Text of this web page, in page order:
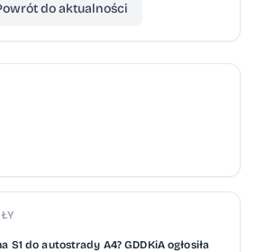
do aktualności
S1 do autostrady A4? GDDKiA ogłosiła